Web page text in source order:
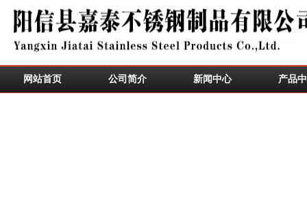
网站首页 公司简介 新闻中心 产品